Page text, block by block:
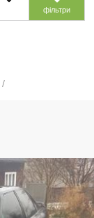
фільтри
/